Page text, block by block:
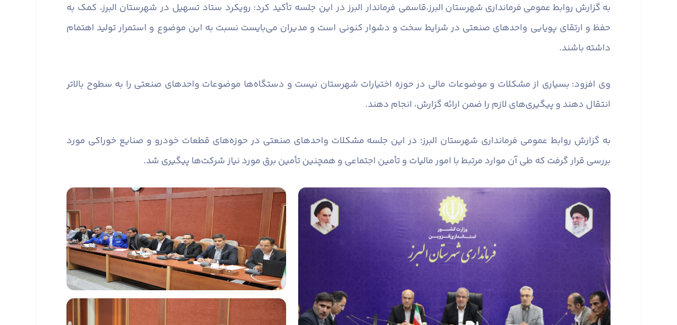
به گزارش روابط عمومی فرمانداری شهرستان البرز،قاسمی فرماندار البرز در این جلسه تأکید کرد: رویکرد ستاد تسهیل در شهرستان البرز، کمک به
حفظ و ارتقای پویایی واحدهای صنعتی در شرایط سخت و دشوار کنونی است و مدیران می‌بایست نسبت به این موضوع و استمرار تولید اهتمام
داشته باشند.
وی افزود: بسیاری از مشکلات و موضوعات مالی در حوزه اختیارات شهرستان نیست و دستگاه‌ها موضوعات واحدهای صنعتی را به سطوح بالاتر
انتقال دهند و پیگیری‌های لازم را ضمن ارائه گزارش، انجام دهند.
به گزارش روابط عمومی فرمانداری شهرستان البرز؛ در این جلسه مشکلات واحدهای صنعتی در حوزه‌های قطعات خودرو و صنایع خوراکی مورد
بررسی قرار گرفت که طی آن موارد مرتبط با امور مالیات و تأمین اجتماعی و همچنین تأمین برق مورد نیاز شرکت‌ها پیگیری شد.